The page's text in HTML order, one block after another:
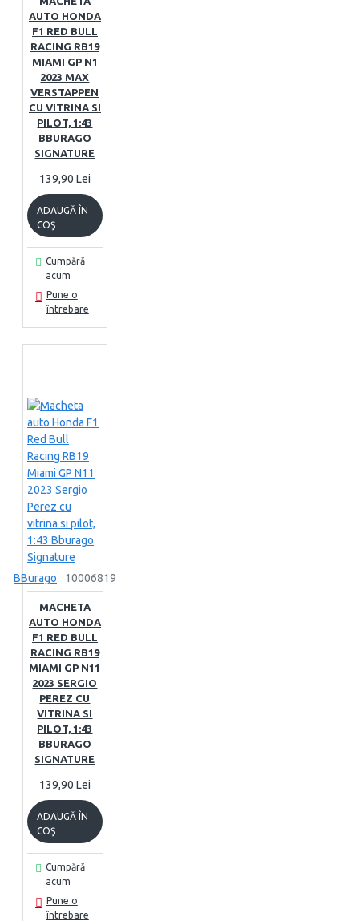
AUTO HONDA
F1 RED BULL
RACING RB19
MIAMI GP N1
2023 MAX
VERSTAPPEN
CU VITRINA SI
PILOT, 1:43
BBURAGO
SIGNATURE
139,90 Lei
ADAUGĂ ÎN
COŞ
Cumpără
acum
Pune o
întrebare
BBurago 10006819
MACHETA
AUTO HONDA
F1 RED BULL
RACING RB19
MIAMI GP N11
2023 SERGIO
PEREZ CU
VITRINA SI
PILOT, 1:43
BBURAGO
SIGNATURE
139,90 Lei
ADAUGĂ ÎN
COŞ
Cumpără
acum
Pune o
întrebare